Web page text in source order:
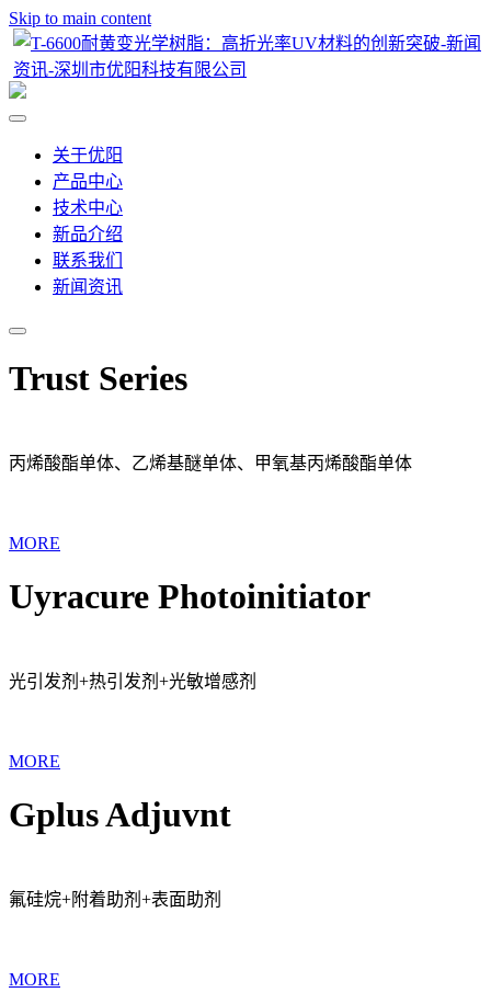
Skip to main content
关于优阳
产品中心
技术中心
新品介绍
联系我们
新闻资讯
Trust Series
丙烯酸酯单体、乙烯基醚单体、甲氧基丙烯酸酯单体
MORE
Uyracure Photoinitiator
光引发剂+热引发剂+光敏增感剂
MORE
Gplus Adjuvnt
氟硅烷+附着助剂+表面助剂
MORE